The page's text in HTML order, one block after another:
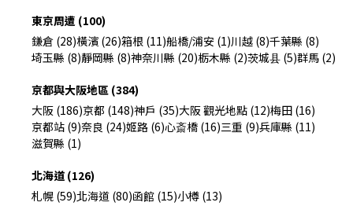
東京周遭 (100)
鎌倉 (28)橫濱 (26)箱根 (11)船橋/浦安 (1)川越 (8)千葉縣 (8)
埼玉縣 (8)靜岡縣 (8)神奈川縣 (20)栃木縣 (2)茨城县 (5)群馬 (2)
京都與大阪地區 (384)
大阪 (186)京都 (148)神戶 (35)大阪 觀光地點 (12)梅田 (16)
京都站 (9)奈良 (24)姬路 (6)心斎橋 (16)三重 (9)兵庫縣 (11)
滋賀縣 (1)
北海道 (126)
札幌 (59)北海道 (80)函館 (15)小樽 (13)